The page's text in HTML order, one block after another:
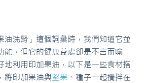
油洗腎」這個詞彙時，我們知道它並
能，但它的健康益處卻是不言而喻
地利用印加果油，以下是一些食材搭
將印加果油與堅果 、種子一起攪拌在